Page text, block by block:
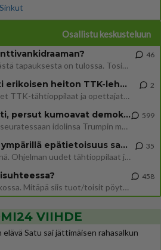
Sinkut
Osallistu keskusteluun
Uusi draamasarja järkyttävästä tapauksesta on tulossa. Tositapahtumiin perustuva sarja ammentaa vuoden 1986 Mikkelin pan
46
Ernest Lawson täräytti erikoisen heiton TTK-lehdistötilaisuudessa: " Onko tässä tarkoituksena...?"
Ernest Lawson esitteli uudet TTK-tähtioppilaat ja opettajat torstaina 6.8. lehdistölle. Tulevalla kaudella on yksi hausk
2
Jos SDP ei voita reilusti, persut kumoavat demokratian Suomesta
Näin tekisi ainakin Rydman seuratessaan idolinsa Trumpin mallia https://www.is.fi/politiikka/art-2000012187244.html
599
Uuden TTK-juontajan ympärillä epätietoisuus sakenee - Nyt MTV hämmentää soppaa
TTK tulee taas tänä syksynä. Ohjelman uudet tähtioppilaat julkistetaan torstaina 6. elokuuta klo 14 alkavassa lehdistö
35
Siinäpä se kysymys on otsikossa. Mitäpä siis tuot/toisit pöytään parisuhteessa? Oletko mies vai nainen? Koetko sen mitä
458
VIIHDE
Satu sai jättimäisen rahasalkun